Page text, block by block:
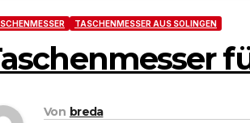
TASCHENMESSER AUS SOLINGEN
Von breda